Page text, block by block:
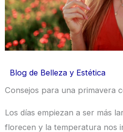
Blog de Belleza y Estética
Consejos para una primavera
Los días empiezan a ser más
florecen y la temperatura nos